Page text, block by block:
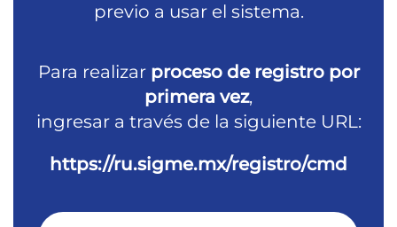
previo a usar el sistema.
Para realizar proceso de registro por
primera vez,
ingresar a través de la siguiente URL:
https://ru.sigme.mx/registro/cmd